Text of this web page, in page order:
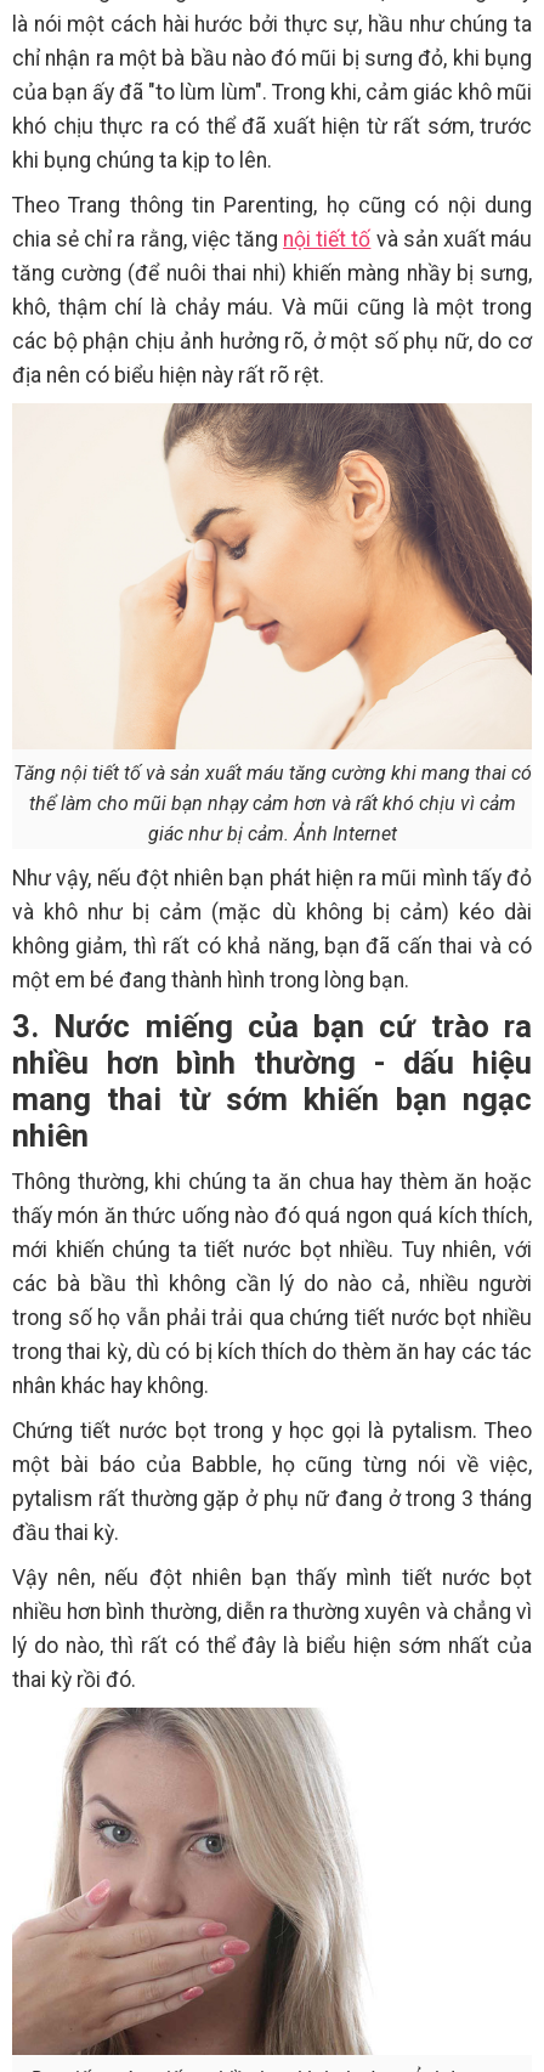
là nói một cách hài hước bởi thực sự, hầu như chúng ta
chỉ nhận ra một bà bầu nào đó mũi bị sưng đỏ, khi bụng
của bạn ấy đã "to lùm lùm". Trong khi, cảm giác khô mũi
khó chịu thực ra có thể đã xuất hiện từ rất sớm, trước
khi bụng chúng ta kịp to lên.
Theo Trang thông tin Parenting, họ cũng có nội dung
chia sẻ chỉ ra rằng, việc tăng nội tiết tố và sản xuất máu
tăng cường (để nuôi thai nhi) khiến màng nhầy bị sưng,
khô, thậm chí là chảy máu. Và mũi cũng là một trong
các bộ phận chịu ảnh hưởng rõ, ở một số phụ nữ, do cơ
địa nên có biểu hiện này rất rõ rệt.
Tăng nội tiết tố và sản xuất máu tăng cường khi mang thai có
thể làm cho mũi bạn nhạy cảm hơn và rất khó chịu vì cảm
giác như bị cảm. Ảnh Internet
Như vậy, nếu đột nhiên bạn phát hiện ra mũi mình tấy đỏ
và khô như bị cảm (mặc dù không bị cảm) kéo dài
không giảm, thì rất có khả năng, bạn đã cấn thai và có
một em bé đang thành hình trong lòng bạn.
3. Nước miếng của bạn cứ trào ra
nhiều hơn bình thường - dấu hiệu
mang thai từ sớm khiến bạn ngạc
nhiên
Thông thường, khi chúng ta ăn chua hay thèm ăn hoặc
thấy món ăn thức uống nào đó quá ngon quá kích thích,
mới khiến chúng ta tiết nước bọt nhiều. Tuy nhiên, với
các bà bầu thì không cần lý do nào cả, nhiều người
trong số họ vẫn phải trải qua chứng tiết nước bọt nhiều
trong thai kỳ, dù có bị kích thích do thèm ăn hay các tác
nhân khác hay không.
Chứng tiết nước bọt trong y học gọi là pytalism. Theo
một bài báo của Babble, họ cũng từng nói về việc,
pytalism rất thường gặp ở phụ nữ đang ở trong 3 tháng
đầu thai kỳ.
Vậy nên, nếu đột nhiên bạn thấy mình tiết nước bọt
nhiều hơn bình thường, diễn ra thường xuyên và chẳng vì
lý do nào, thì rất có thể đây là biểu hiện sớm nhất của
thai kỳ rồi đó.